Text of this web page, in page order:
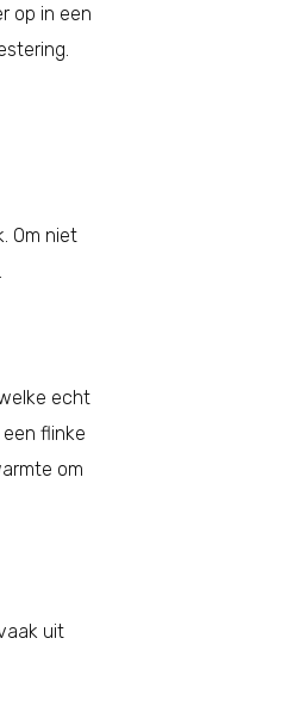
op in een
Om niet
echt
flinke
om
uit